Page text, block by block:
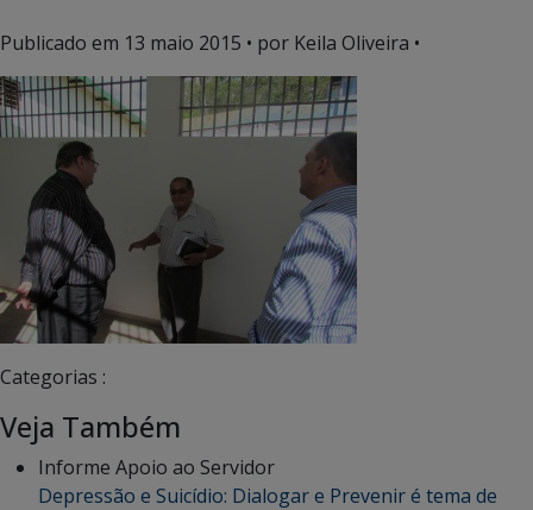
Publicado em 13 maio 2015 • por Keila Oliveira •
Categorias :
Veja Também
Informe Apoio ao Servidor
Depressão e Suicídio: Dialogar e Prevenir é tema de